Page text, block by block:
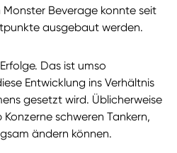
Beverage konnte seit
ausgebaut werden.
Das ist umso
Entwicklung ins Verhältnis
gesetzt wird. Üblicherweise
schweren Tankern,
ändern können.